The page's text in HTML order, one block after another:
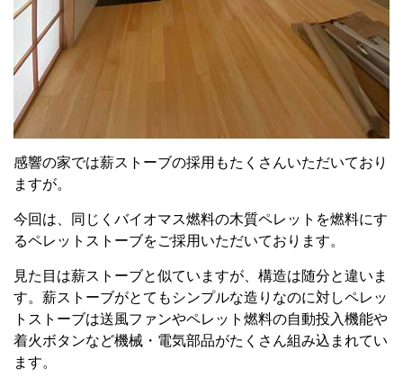
感響の家では薪ストーブの採用もたくさんいただいており
ますが。
今回は、同じくバイオマス燃料の木質ペレットを燃料にす
るペレットストーブをご採用いただいております。
見た目は薪ストーブと似ていますが、構造は随分と違いま
す。薪ストーブがとてもシンプルな造りなのに対しペレッ
トストーブは送風ファンやペレット燃料の自動投入機能や
着火ボタンなど機械・電気部品がたくさん組み込まれてい
ます。